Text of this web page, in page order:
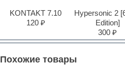
KONTAKT 7.10
120 ₽
Hypersonic 2
Edition]
300 ₽
Похожие товары